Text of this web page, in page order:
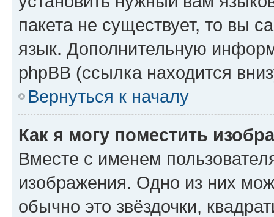
пакета не существует, то вы
язык. Дополнительную
phpBB (ссылка находится
Вернуться к началу
Как я могу поместить
Вместе с именем
изображения. Одно из них
обычно это звёздочки,